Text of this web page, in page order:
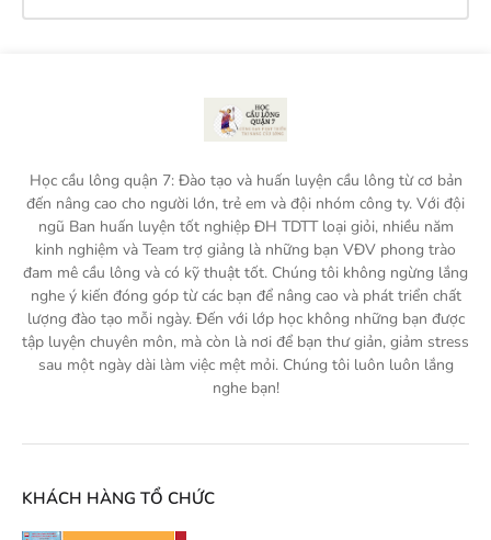
Học cầu lông quận 7: Đào tạo và huấn luyện cầu lông từ cơ bản
đến nâng cao cho người lớn, trẻ em và đội nhóm công ty. Với đội
ngũ Ban huấn luyện tốt nghiệp ĐH TDTT loại giỏi, nhiều năm
kinh nghiệm và Team trợ giảng là những bạn VĐV phong trào
đam mê cầu lông và có kỹ thuật tốt. Chúng tôi không ngừng lắng
nghe ý kiến đóng góp từ các bạn để nâng cao và phát triển chất
lượng đào tạo mỗi ngày. Đến với lớp học không những bạn được
tập luyện chuyên môn, mà còn là nơi để bạn thư giản, giảm stress
sau một ngày dài làm việc mệt mỏi. Chúng tôi luôn luôn lắng
nghe bạn!
KHÁCH HÀNG TỔ CHỨC